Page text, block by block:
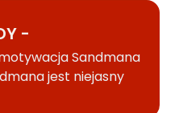
-
Sandmana
jest niejasny